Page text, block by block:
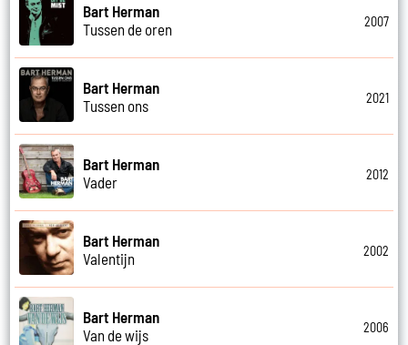
Bart Herman
Tussen de oren
2007
Bart Herman
Tussen ons
2021
Bart Herman
Vader
2012
Bart Herman
Valentijn
2002
Bart Herman
Van de wijs
2006